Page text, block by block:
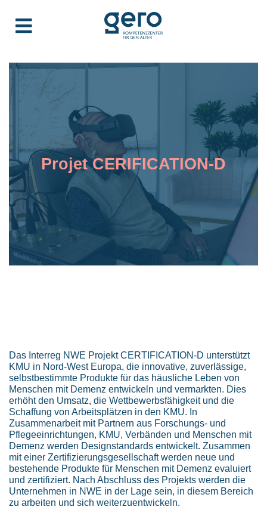
Projet CERIFICATION-D
Das Interreg NWE Projekt CERTIFICATION-D unterstützt
KMU in Nord-West Europa, die innovative, zuverlässige,
selbstbestimmte Produkte für das häusliche Leben von
Menschen mit Demenz entwickeln und vermarkten. Dies
erhöht den Umsatz, die Wettbewerbsfähigkeit und die
Schaffung von Arbeitsplätzen in den KMU. In
Zusammenarbeit mit Partnern aus Forschungs- und
Pflegeeinrichtungen, KMU, Verbänden und Menschen mit
Demenz werden Designstandards entwickelt. Zusammen
mit einer Zertifizierungsgesellschaft werden neue und
bestehende Produkte für Menschen mit Demenz evaluiert
und zertifiziert. Nach Abschluss des Projekts werden die
Unternehmen in NWE in der Lage sein, in diesem Bereich
zu arbeiten und sich weiterzuentwickeln.